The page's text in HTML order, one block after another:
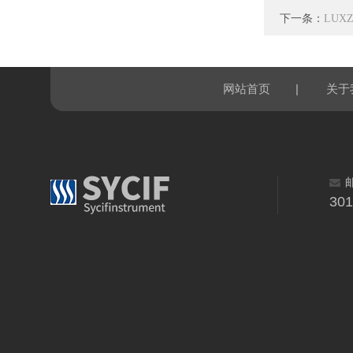
下一条：
网站首页 | 关于